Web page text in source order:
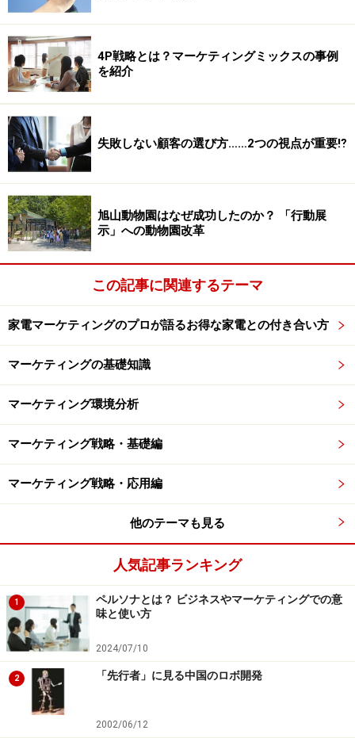
ります。この危機を脱するために、キャンペーン終了後
に通常価格に戻していたハンバーガーを今度は59円まで
値下げして起死回生を狙いますが、度重なる価格変更に
顧客の信頼を失って、思うように客足が戻ることはあり
ませんでした。
これ以降、マクドナルドは不毛な価格競争とは一線を画
す価格戦略を模索していくことになります。
結果として今月中旬に発表されたのが『一人ひとりに異
なる値引きを提供する新型クーポン』であり、マクドナ
ルドは同社の携帯電話サイトに登録し、なおかつ支払い
の際に「おサイフケータイ」を利用するおよそ1000万人
ン券を配信することを開始したのです。
マクドナルドが発行する『新型クーポン』
とは？
マクドナルドが新たに開始した『新型クーポン』。一見
するとこれまで同様のクーポン戦略と思われる方もいら
っしゃるかもしれませんが、一人ひとりに異なったクー
ポンを配信するところが重要なポイントになります。
アプリから自分の食べたいメニューを選択して店頭で提
示するものでした。新型クーポンでは顧客の購買履歴に
応じて適切なクーポンを配信して来店を促進していきま
す。
たとえば、頻繁に来店する顧客に対して、購買履歴から
定番メニューしか注文していないことが判明すれば、新
製品の大幅値引きキャンペーンクーポンを配信してメニ
4P戦略とは？マーケティングミックスの事例
を紹介
失敗しない顧客の選び方……2つの視点が重要⁉
旭山動物園はなぜ成功したのか？ 「行動展
示」への動物園改革
この記事に関連するテーマ
家電マーケティングのプロが語るお得な家電との付き合い方
マーケティングの基礎知識
マーケティング環境分析
マーケティング戦略・基礎編
マーケティング戦略・応用編
他のテーマも見る
人気記事ランキング
1
ペルソナとは？ ビジネスやマーケティングでの意
味と使い方
2024/07/10
2 「先行者」に見る中国のロボ開発
2002/06/12